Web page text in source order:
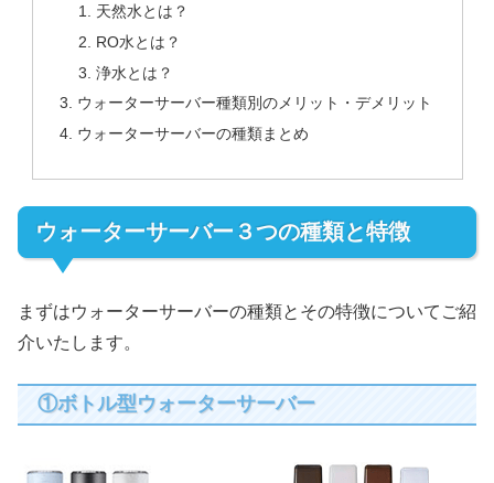
天然水とは？
RO水とは？
浄水とは？
ウォーターサーバー種類別のメリット・デメリット
ウォーターサーバーの種類まとめ
ウォーターサーバー３つの種類と特徴
まずはウォーターサーバーの種類とその特徴についてご紹
介いたします。
①ボトル型ウォーターサーバー